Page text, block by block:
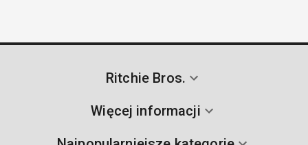
Ritchie Bros.
Więcej informacji